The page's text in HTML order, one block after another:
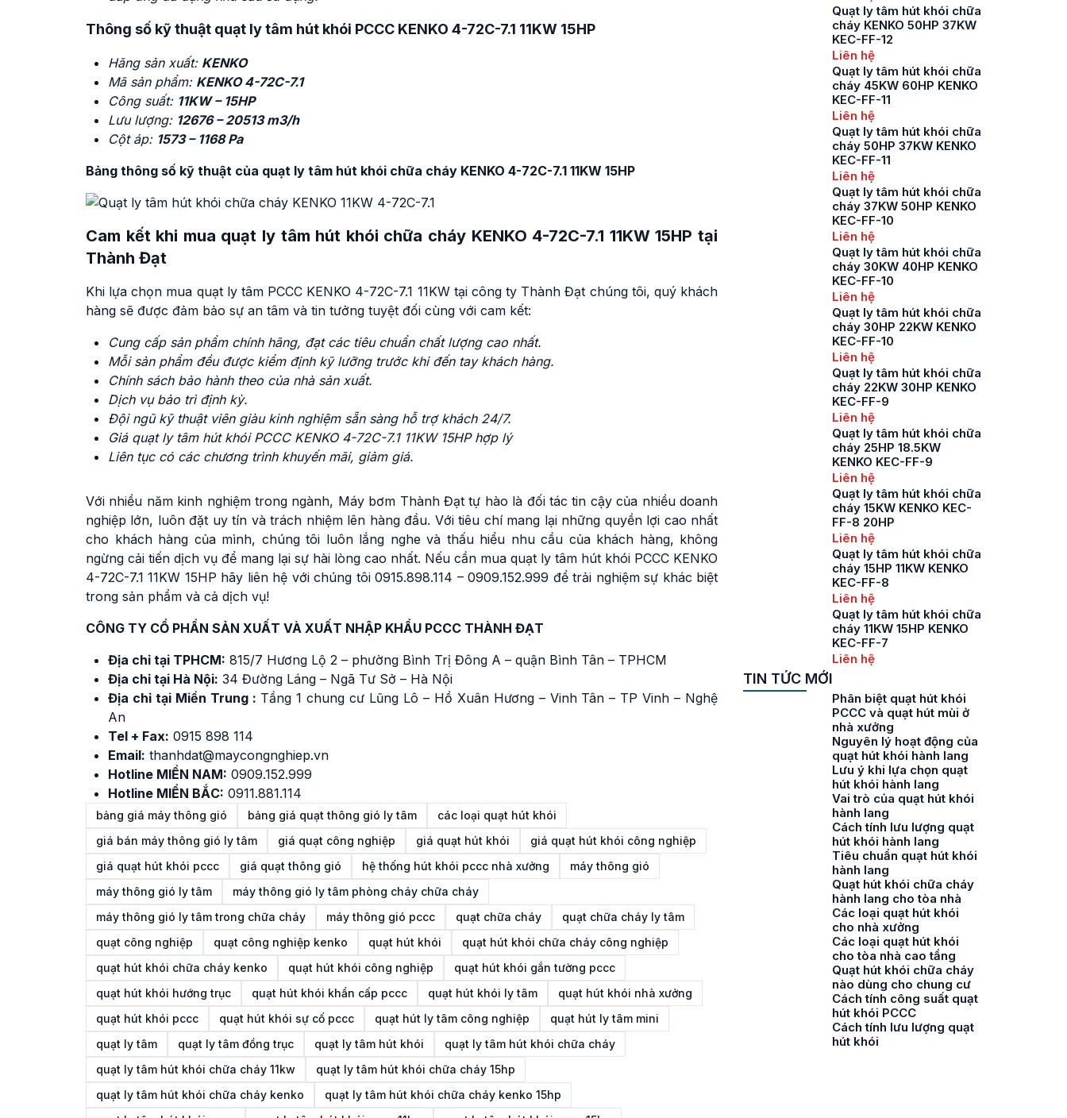
Thông số kỹ thuật quạt ly tâm hút khói PCCC KENKO 4-72C-7.1 11KW 15HP
Hãng sản xuất: KENKO
Mã sản phẩm: KENKO 4-72C-7.1
Công suất: 11KW – 15HP
Lưu lượng: 12676 – 20513 m3/h
Cột áp: 1573 – 1168 Pa
Bảng thông số kỹ thuật của quạt ly tâm hút khói chữa cháy KENKO 4-72C-7.1 11KW 15HP
Cam kết khi mua quạt ly tâm hút khói chữa cháy KENKO 4-72C-7.1 11KW 15HP tại
Thành Đạt
Khi lựa chọn mua quạt ly tâm PCCC KENKO 4-72C-7.1 11KW tại công ty Thành Đạt chúng tôi, quý khách
hàng sẽ được đảm bảo sự an tâm và tin tưởng tuyệt đối cùng với cam kết:
Cung cấp sản phẩm chính hãng, đạt các tiêu chuẩn chất lượng cao nhất.
Mỗi sản phẩm đều được kiểm định kỹ lưỡng trước khi đến tay khách hàng.
Chính sách bảo hành theo của nhà sản xuất.
Dịch vụ bảo trì định kỳ.
Đội ngũ kỹ thuật viên giàu kinh nghiệm sẵn sàng hỗ trợ khách 24/7.
Giá quạt ly tâm hút khói PCCC KENKO 4-72C-7.1 11KW 15HP hợp lý
Liên tục có các chương trình khuyến mãi, giảm giá.
Với nhiều năm kinh nghiệm trong ngành, Máy bơm Thành Đạt tự hào là đối tác tin cậy của nhiều doanh
nghiệp lớn, luôn đặt uy tín và trách nhiệm lên hàng đầu. Với tiêu chí mang lại những quyền lợi cao nhất
cho khách hàng của mình, chúng tôi luôn lắng nghe và thấu hiểu nhu cầu của khách hàng, không
ngừng cải tiến dịch vụ để mang lại sự hài lòng cao nhất. Nếu cần mua quạt ly tâm hút khói PCCC KENKO
4-72C-7.1 11KW 15HP hãy liên hệ với chúng tôi 0915.898.114 – 0909.152.999 để trải nghiệm sự khác biệt
trong sản phẩm và cả dịch vụ!
CÔNG TY CỔ PHẦN SẢN XUẤT VÀ XUẤT NHẬP KHẨU PCCC THÀNH ĐẠT
Địa chỉ tại TPHCM: 815/7 Hương Lộ 2 – phường Bình Trị Đông A – quận Bình Tân – TPHCM
Địa chỉ tại Hà Nội: 34 Đường Láng – Ngã Tư Sở – Hà Nội
Địa chỉ tại Miền Trung : Tầng 1 chung cư Lũng Lô – Hồ Xuân Hương – Vinh Tân – TP Vinh – Nghệ
An
Tel + Fax: 0915 898 114
Email: thanhdat@maycongnghiep.vn
Hotline MIỀN NAM: 0909.152.999
Hotline MIỀN BẮC: 0911.881.114
bảng giá máy thông gió bảng giá quạt thông gió ly tâm
các loại quạt hút khói
giá bán máy thông gió ly tâm
giá quạt công nghiệp giá quạt hút khói
giá quạt hút khói công nghiệp
giá quạt hút khói pccc
giá quạt thông gió hệ thống hút khói pccc nhà xưởng
máy thông gió
máy thông gió ly tâm
máy thông gió ly tâm phòng cháy chữa cháy
máy thông gió ly tâm trong chữa cháy
máy thông gió pccc quạt chữa cháy
quạt chữa cháy ly tâm
quạt công nghiệp
quạt công nghiệp kenko quạt hút khói
quạt hút khói chữa cháy công nghiệp
quạt hút khói chữa cháy kenko
quạt hút khói công nghiệp
quạt hút khói gắn tường pccc
quạt hút khói hướng trục
quạt hút khói khẩn cấp pccc quạt hút khói ly tâm
quạt hút khói nhà xưởng
quạt hút khói pccc
quạt hút khói sự cố pccc quạt hút ly tâm công nghiệp
quạt hút ly tâm mini
quạt ly tâm
quạt ly tâm đồng trục quạt ly tâm hút khói
quạt ly tâm hút khói chữa cháy
quạt ly tâm hút khói chữa cháy 11kw
quạt ly tâm hút khói chữa cháy 15hp
quạt ly tâm hút khói chữa cháy kenko
quạt ly tâm hút khói chữa cháy kenko 15hp
Quạt ly tâm hút khói chữa
cháy KENKO 50HP 37KW
KEC-FF-12
Liên hệ
Quạt ly tâm hút khói chữa
cháy 45KW 60HP KENKO
KEC-FF-11
Liên hệ
Quạt ly tâm hút khói chữa
cháy 50HP 37KW KENKO
KEC-FF-11
Liên hệ
Quạt ly tâm hút khói chữa
cháy 37KW 50HP KENKO
KEC-FF-10
Liên hệ
Quạt ly tâm hút khói chữa
cháy 30KW 40HP KENKO
KEC-FF-10
Liên hệ
Quạt ly tâm hút khói chữa
cháy 30HP 22KW KENKO
KEC-FF-10
Liên hệ
Quạt ly tâm hút khói chữa
cháy 22KW 30HP KENKO
KEC-FF-9
Liên hệ
Quạt ly tâm hút khói chữa
cháy 25HP 18.5KW
KENKO KEC-FF-9
Liên hệ
Quạt ly tâm hút khói chữa
cháy 15KW KENKO KEC-
FF-8 20HP
Liên hệ
Quạt ly tâm hút khói chữa
cháy 15HP 11KW KENKO
KEC-FF-8
Liên hệ
Quạt ly tâm hút khói chữa
cháy 11KW 15HP KENKO
KEC-FF-7
Liên hệ
TIN TỨC MỚI
Phân biệt quạt hút khói
PCCC và quạt hút mùi ở
nhà xưởng
Nguyên lý hoạt động của
quạt hút khói hành lang
Lưu ý khi lựa chọn quạt
hút khói hành lang
Vai trò của quạt hút khói
hành lang
Cách tính lưu lượng quạt
hút khói hành lang
Tiêu chuẩn quạt hút khói
hành lang
Quạt hút khói chữa cháy
hành lang cho tòa nhà
Các loại quạt hút khói
cho nhà xưởng
Các loại quạt hút khói
cho tòa nhà cao tầng
Quạt hút khói chữa cháy
nào dùng cho chung cư
Cách tính công suất quạt
hút khói PCCC
Cách tính lưu lượng quạt
hút khói